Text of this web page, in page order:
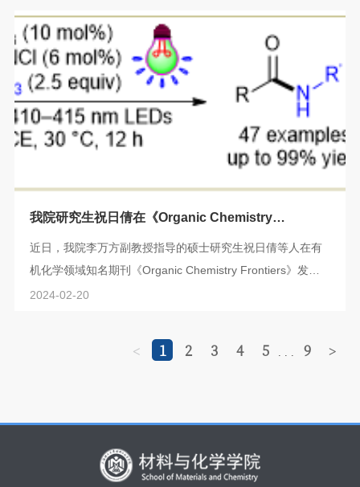
新的要求，因此，满足中性着色和具有双波段调控的电致变
色智能窗备受青睐。近日，我校材料与化学学院马董云、王
金敏等在中性着色和双波段独立调控的电致变色材料与器件
设计方面取得重要进展，相关成果...
我院研究生祝日倩在《Organic Chemistry
Frontiers》发表Fe-可见光催化有机合成领域研究成
近日，我院李万方副教授指导的硕士研究生祝日倩等人在有
机化学领域知名期刊《Organic Chemistry Frontiers》发表
《可见光促进FeCl3催化的N-酰基苯并三氮唑与硝基化合物
产物(如蛋白质)和人工合成材料(如尼龙)中，它们结构稳定，
一般难以发生断裂和转化。酰胺键的构建一直是有机合成研
2024-02-20
< 1 2 3 4 5 9 >